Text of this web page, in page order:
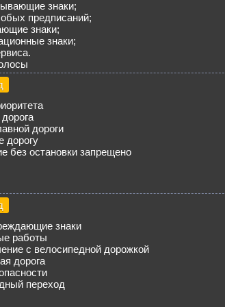
знаки;
предписаний;
знаки;
знаки;
дороги
дорогу
без остановки запрещено
знаки
работы
с велосипедной дорожкой
дорога
переход